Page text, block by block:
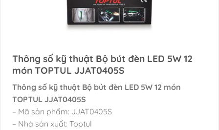
Thông số kỹ thuật Bộ bút đèn LED 5W 12
món TOPTUL JJAT0405S
Thông số kỹ thuật Bộ bút đèn LED 5W 12 món
TOPTUL JJAT0405S
– Mã sản phẩm: JJAT0405S
– Nhà sản xuất: Toptul